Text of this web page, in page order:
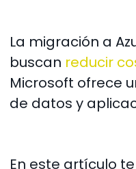
La migración a
buscan reducir
Microsoft ofrece
de datos y
En este artículo